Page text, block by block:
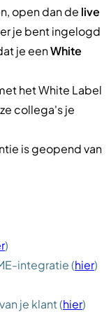
open dan de live
je bent ingelogd
je eenWhite
het White Label
collega's je
is geopend van
)
integratie (hier)
je klant (hier)